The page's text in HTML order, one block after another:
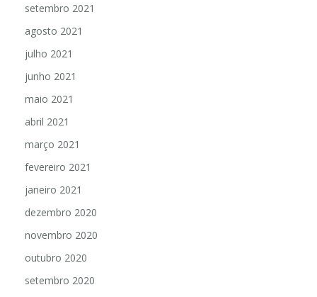
setembro 2021
agosto 2021
julho 2021
junho 2021
maio 2021
abril 2021
março 2021
fevereiro 2021
janeiro 2021
dezembro 2020
novembro 2020
outubro 2020
setembro 2020